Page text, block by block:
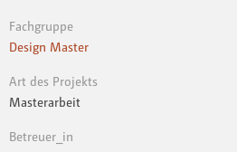
Fachgruppe
Design Master
Art des Projekts
Masterarbeit
Betreuer_in